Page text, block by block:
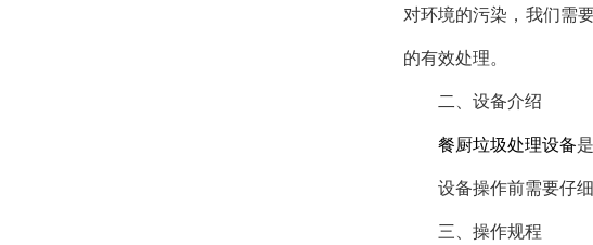
对环境的污染，我们需
的有效处理。
二、设备介绍
餐厨垃圾处理设备
设备操作前需要仔
三、操作规程